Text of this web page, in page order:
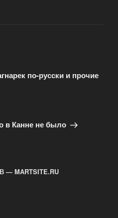
по-русски и прочие
в Канне не было
MARTSITE.RU